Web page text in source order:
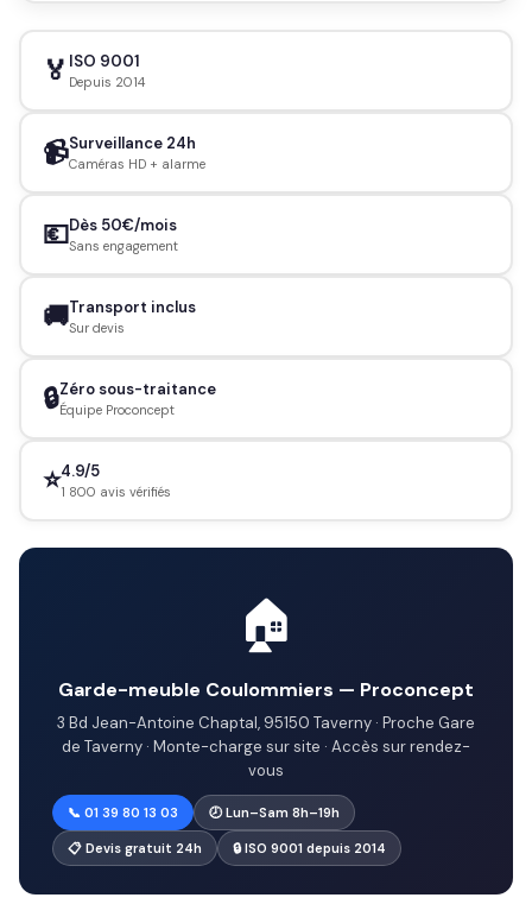
🏅 ISO 9001
Depuis 2014
📹Surveillance 24h
Caméras HD + alarme
💶Dès 50€/mois
Sans engagement
🚚Transport inclus
Sur devis
🔒Zéro sous-traitance
Équipe Proconcept
⭐4.9/5
1 800 avis vérifiés
🏠
Garde-meuble Coulommiers — Proconcept
3 Bd Jean-Antoine Chaptal, 95150 Taverny · Proche Gare
de Taverny · Monte-charge sur site · Accès sur rendez-
vous
📞 01 39 80 13 03 🕗 Lun–Sam 8h–19h
📋 Devis gratuit 24h 🔒 ISO 9001 depuis 2014